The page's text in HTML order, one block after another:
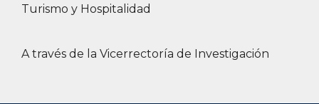
Turismo y Hospitalidad
A través de la Vicerrectoría de Investigación